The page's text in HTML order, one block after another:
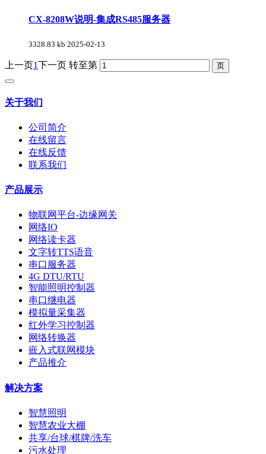
CX-8208W说明-集成RS485服务器
3328.83 kb 2025-02-13
上一页1下一页 转至第
关于我们
公司简介
在线留言
在线反馈
联系我们
产品展示
物联网平台-边缘网关
网络IO
网络读卡器
文字转TTS语音
串口服务器
4G DTU/RTU
智能照明控制器
串口继电器
模拟量采集器
红外学习控制器
网络转换器
嵌入式联网模块
产品推介
解决方案
智慧照明
智慧农业大棚
共享/台球/棋牌/洗车
污水处理